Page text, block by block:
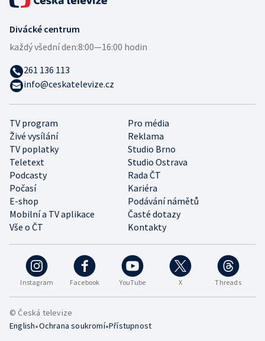
Instagram Facebook YouTube X Threads
TV program
Pro média
Živé vysílání
Reklama
TV poplatky
Studio Brno
Teletext
Studio Ostrava
Podcasty
Rada ČT
Počasí
Kariéra
E-shop
Podávání námětů
Mobilní a TV aplikace
Časté dotazy
Vše o ČT
Kontakty
Divácké centrum
každý všední den:8:00—16:00 hodin
261 136 113
info@ceskatelevize.cz
© Česká televize
English•Ochrana soukromí•Přístupnost